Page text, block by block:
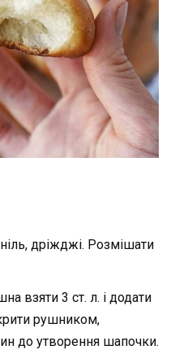
дріжджі. Розмішати
взяти 3 ст. л. і додати
рушником,
до утворення шапочки.